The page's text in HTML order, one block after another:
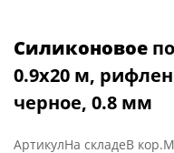
Силиконовое
0.9x20 м,
черное, 0.8 мм
АртикулНа складеВ кор.